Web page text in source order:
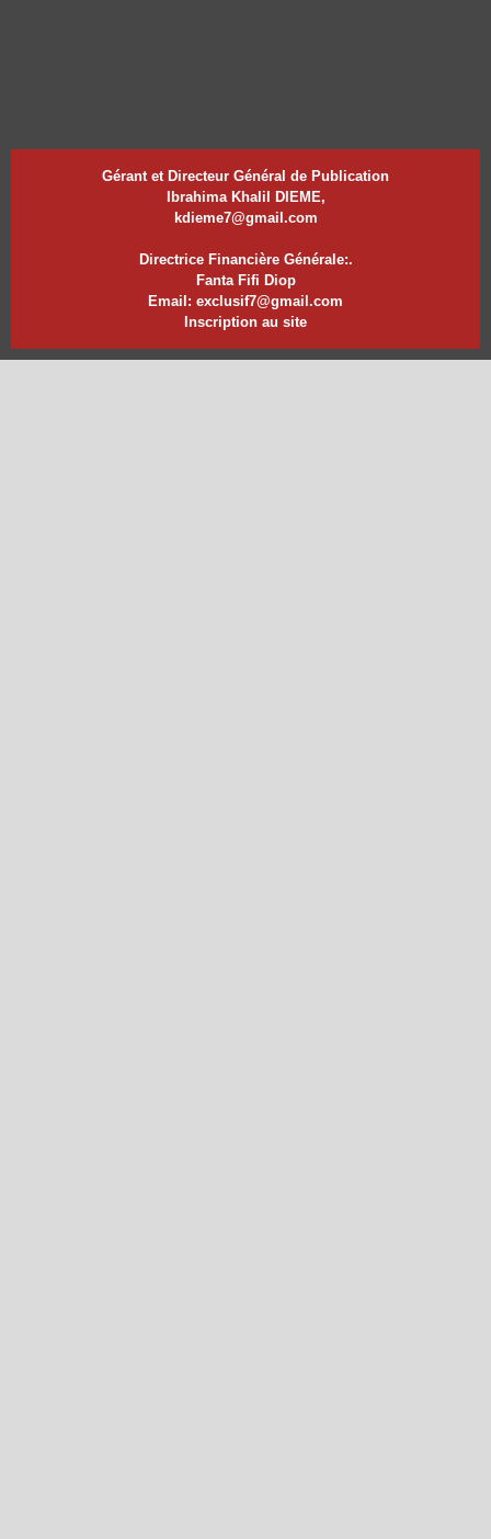
Gérant et Directeur Général de Publication
Ibrahima Khalil DIEME,
kdieme7@gmail.com
Directrice Financière Générale:.
Fanta Fifi Diop
Email: exclusif7@gmail.com
Inscription au site